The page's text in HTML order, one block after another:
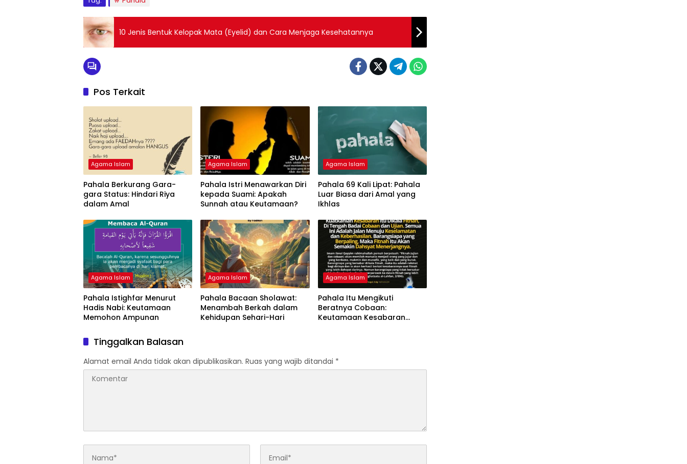
10 Jenis Bentuk Kelopak Mata (Eyelid) dan Cara Menjaga Kesehatannya
Pos Terkait
Agama Islam
Pahala Berkurang Gara-
gara Status: Hindari Riya
dalam Amal
Agama Islam
Pahala Istri Menawarkan Diri
kepada Suami: Apakah
Sunnah atau Keutamaan?
Agama Islam
Pahala 69 Kali Lipat: Pahala
Luar Biasa dari Amal yang
Ikhlas
Agama Islam
Pahala Istighfar Menurut
Hadis Nabi: Keutamaan
Memohon Ampunan
Agama Islam
Pahala Bacaan Sholawat:
Menambah Berkah dalam
Kehidupan Sehari-Hari
Agama Islam
Pahala Itu Mengikuti
Beratnya Cobaan:
Keutamaan Kesabaran
Tinggalkan Balasan
Alamat email Anda tidak akan dipublikasikan. Ruas yang wajib ditandai *